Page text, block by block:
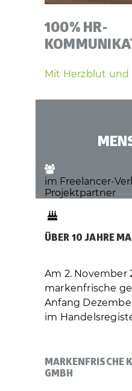
100% HR-
Mit Herzblut und
im Freelancer-
Projektpartner
ÜBER 10 JAHRE
Am 2. November
markenfrische
Anfang
im
MARKENFRISCHE
GMBH